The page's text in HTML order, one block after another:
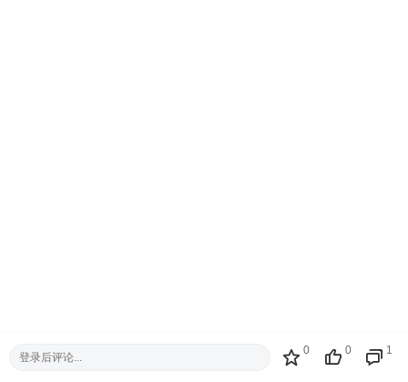
登录后评论...
0 0 1